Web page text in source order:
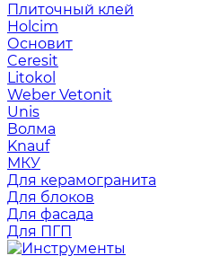
Плиточный клей
Holcim
Основит
Ceresit
Litokol
Weber Vetonit
Unis
Волма
Knauf
МКУ
Для керамогранита
Для блоков
Для фасада
Для ПГП